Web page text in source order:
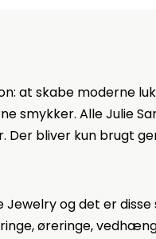
at skabe moderne
smykker. Alle Julie
bliver kun brugt
og det er
øreringe,